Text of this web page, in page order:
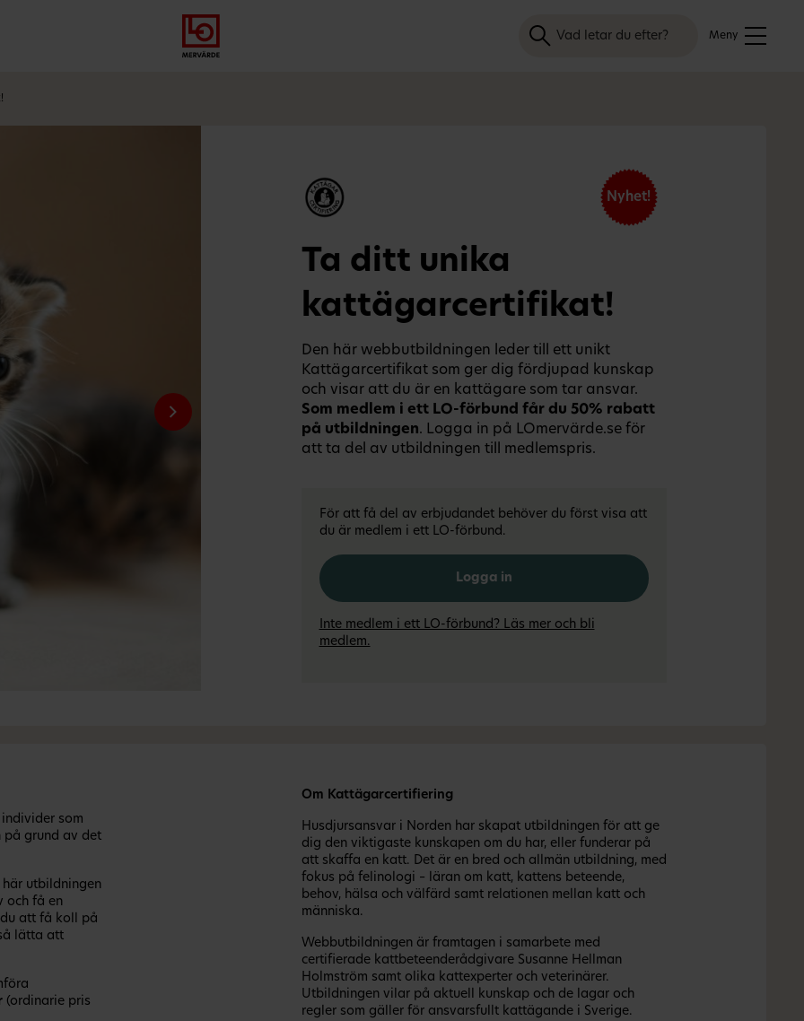
till
meny
in
till
innehåll
Meny
Sök
Nyhet!
Ta ditt unika
kattägarcertifikat!
Den här webbutbildningen leder till ett unikt
Kattägarcertifikat som ger dig fördjupad kunskap
och visar att du är en kattägare som tar ansvar.
Som medlem i ett LO-förbund får du 50% rabatt
på utbildningen. Logga in på LOmervärde.se för
att ta del av utbildningen till medlemspris.
För att få del av erbjudandet behöver du först visa att
du är medlem i ett LO-förbund.
Logga in
Inte medlem i ett LO-förbund? Läs mer och bli
medlem.
som
på grund av det
utbildningen
och få en
att få koll på
lätta att
(ordinarie pris
Om Kattägarcertifiering
Husdjursansvar i Norden har skapat utbildningen för att ge
dig den viktigaste kunskapen om du har, eller funderar på
att skaffa en katt. Det är en bred och allmän utbildning, med
fokus på felinologi – läran om katt, kattens beteende,
behov, hälsa och välfärd samt relationen mellan katt och
människa.
Webbutbildningen är framtagen i samarbete med
certifierade kattbeteenderådgivare Susanne Hellman
Holmström samt olika kattexperter och veterinärer.
Utbildningen vilar på aktuell kunskap och de lagar och
regler som gäller för ansvarsfullt kattägande i Sverige.